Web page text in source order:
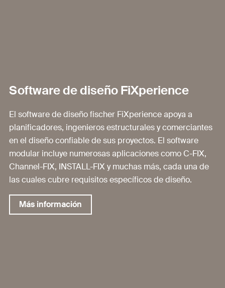
Software de diseño FiXperience
El software de diseño fischer FiXperience apoya a
planificadores, ingenieros estructurales y comerciantes
en el diseño confiable de sus proyectos. El software
modular incluye numerosas aplicaciones como C-FIX,
Channel-FIX, INSTALL-FIX y muchas más, cada una de
las cuales cubre requisitos específicos de diseño.
Más información